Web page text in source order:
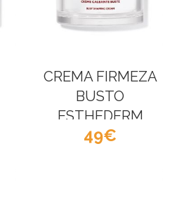
CREMA FIRMEZA
BUSTO
ESTHEDERM
49